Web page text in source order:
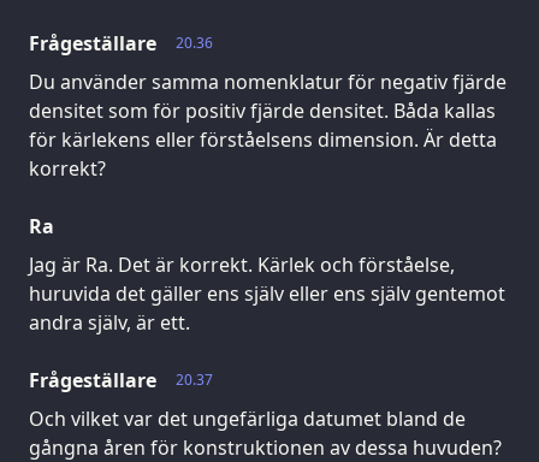
20.36
Frågeställare
Du använder samma nomenklatur för negativ fjärde
densitet som för positiv fjärde densitet. Båda kallas
för kärlekens eller förståelsens dimension. Är detta
korrekt?
Ra
Jag är Ra. Det är korrekt. Kärlek och förståelse,
huruvida det gäller ens själv eller ens själv gentemot
andra själv, är ett.
20.37
Frågeställare
Och vilket var det ungefärliga datumet bland de
gångna åren för konstruktionen av dessa huvuden?